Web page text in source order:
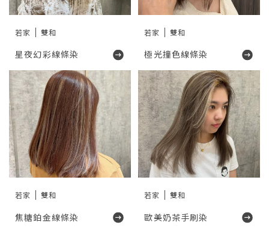
若家 雙和
星夜幻彩線條染
若家 雙和
極光撞色線條染
若家 雙和
焦糖鉑金線條染
若家 雙和
歐美奶茶手刷染